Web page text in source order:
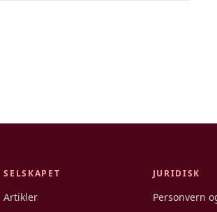
SELSKAPET
Artikler
JURIDISK
Personvern